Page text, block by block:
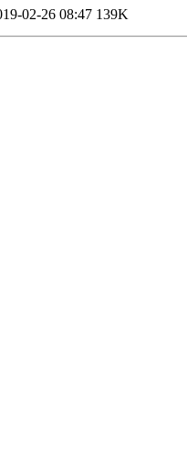
02-26 08:47 139K